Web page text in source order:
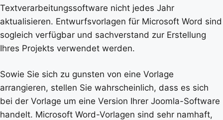
Textverarbeitungssoftware nicht jedes Jahr
aktualisieren. Entwurfsvorlagen für Microsoft Word sind
sogleich verfügbar und sachverstand zur Erstellung
Ihres Projekts verwendet werden.
Sowie Sie sich zu gunsten von eine Vorlage
arrangieren, stellen Sie wahrscheinlich, dass es sich
bei der Vorlage um eine Version Ihrer Joomla-Software
handelt. Microsoft Word-Vorlagen sind sehr namhaft,